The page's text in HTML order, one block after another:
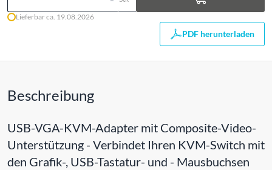
Lieferbar ca. 19.08.2026
PDF herunterladen
Beschreibung
USB-VGA-KVM-Adapter mit Composite-Video-
Unterstützung - Verbindet Ihren KVM-Switch mit
den Grafik-, USB-Tastatur- und - Mausbuchsen